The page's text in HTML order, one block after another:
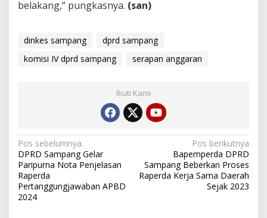
belakang,” pungkasnya. (san)
dinkes sampang
dprd sampang
komisi IV dprd sampang
serapan anggaran
Ikuti Kami
Navigasi
pos
Pos sebelumnya
DPRD Sampang Gelar
Paripurna Nota Penjelasan
Raperda
Pertanggungjawaban APBD
2024
Pos berikutnya
Bapemperda DPRD
Sampang Beberkan Proses
Raperda Kerja Sama Daerah
Sejak 2023